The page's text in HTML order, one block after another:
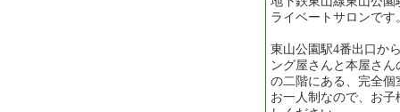
ライベートサロンです
東山公園駅4番出口か
ング屋さんと本屋さ
の二階にある、完全
お一人制なので、お